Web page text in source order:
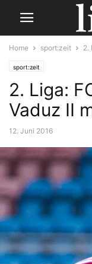
Home sport:zeit 2.
sport:zeit
2. Liga:
Vaduz II
12. Juni 2016